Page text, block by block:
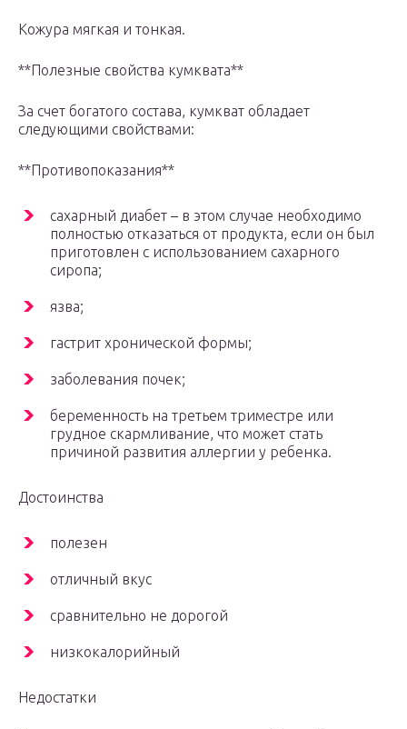
Кожура мягкая и тонкая.
**Полезные свойства кумквата**
За счет богатого состава, кумкват обладает
следующими свойствами:
**Противопоказания**
сахарный диабет – в этом случае необходимо
полностью отказаться от продукта, если он был
приготовлен с использованием сахарного
сиропа;
язва;
гастрит хронической формы;
заболевания почек;
беременность на третьем триместре или
грудное скармливание, что может стать
причиной развития аллергии у ребенка.
Достоинства
полезен
отличный вкус
сравнительно не дорогой
низкокалорийный
Недостатки